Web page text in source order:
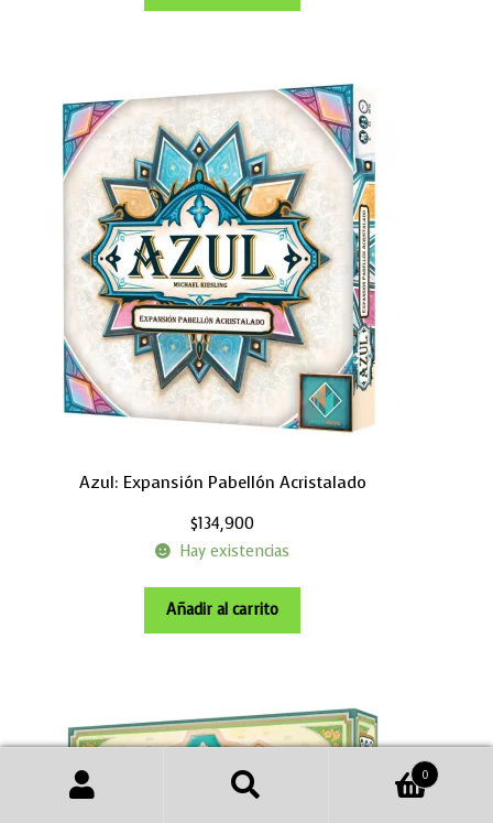
Azul: Expansión Pabellón Acristalado
$134,900
Hay existencias
Añadir al carrito
0